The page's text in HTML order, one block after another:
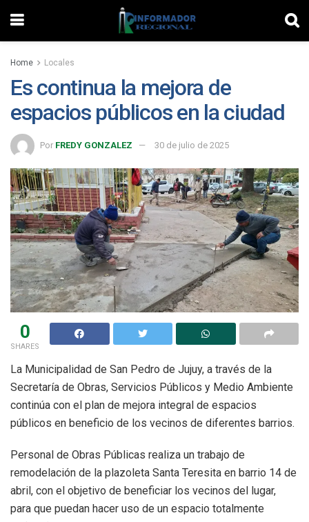
Home Locales
Es continua la mejora de
espacios públicos en la ciudad
Por FREDY GONZALEZ 30 de julio de 2025
0
SHARES
La Municipalidad de San Pedro de Jujuy, a través de la
Secretaría de Obras, Servicios Públicos y Medio Ambiente
continúa con el plan de mejora integral de espacios
públicos en beneficio de los vecinos de diferentes barrios.
Personal de Obras Públicas realiza un trabajo de
remodelación de la plazoleta Santa Teresita en barrio 14 de
abril, con el objetivo de beneficiar los vecinos del lugar,
para que puedan hacer uso de un espacio totalmente